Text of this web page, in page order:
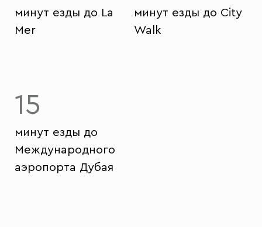
минут езды до La
Mer
минут езды до City
Walk
15
минут езды до
Международного
аэропорта Дубая